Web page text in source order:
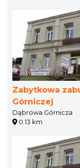
Zabytkowa
Górniczej
Dąbrowa Górnicza
0.13 km